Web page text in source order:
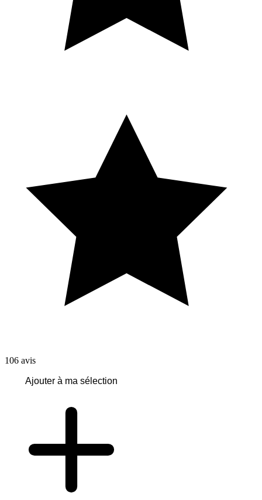
106 avis
Ajouter à ma sélection